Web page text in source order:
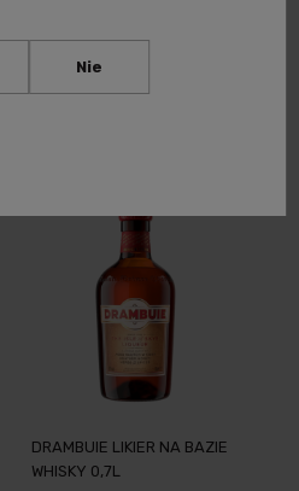
97,90 zł
DRAMBUIE LIKIER NA BAZIE
WHISKY 0,7L
Nie